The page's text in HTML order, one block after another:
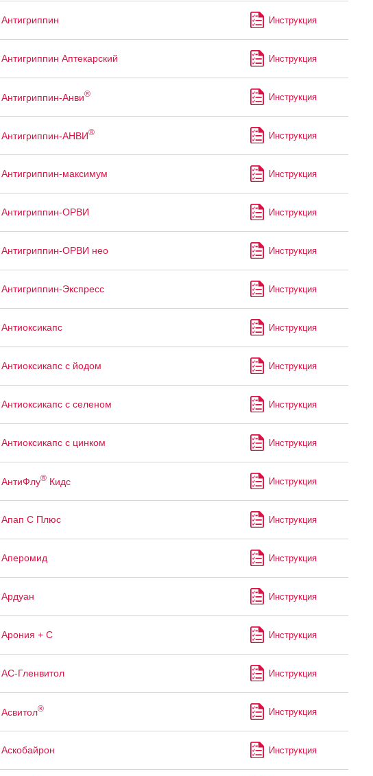
Антигриппин Инструкция
Антигриппин Аптекарский Инструкция
Антигриппин-Анви® Инструкция
Антигриппин-АНВИ® Инструкция
Антигриппин-максимум Инструкция
Антигриппин-ОРВИ Инструкция
Антигриппин-ОРВИ нео Инструкция
Антигриппин-Экспресс Инструкция
Антиоксикапс Инструкция
Антиоксикапс с йодом Инструкция
Антиоксикапс с селеном Инструкция
Антиоксикапс с цинком Инструкция
АнтиФлу®Кидс Инструкция
Апап С Плюс Инструкция
Аперомид Инструкция
Ардуан Инструкция
Арония + С Инструкция
АС-Гленвитол Инструкция
Асвитол® Инструкция
Аскобайрон Инструкция